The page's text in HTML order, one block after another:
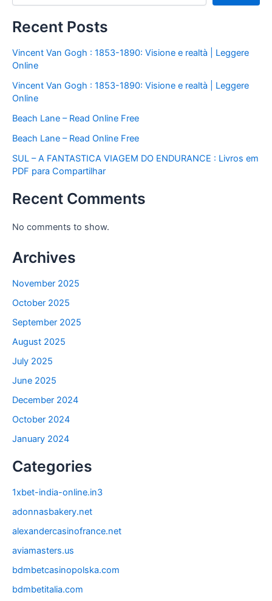
Recent Posts
Vincent Van Gogh : 1853-1890: Visione e realtà | Leggere
Online
Vincent Van Gogh : 1853-1890: Visione e realtà | Leggere
Online
Beach Lane – Read Online Free
Beach Lane – Read Online Free
SUL – A FANTASTICA VIAGEM DO ENDURANCE : Livros em
PDF para Compartilhar
Recent Comments
No comments to show.
Archives
November 2025
October 2025
September 2025
August 2025
July 2025
June 2025
December 2024
October 2024
January 2024
Categories
1xbet-india-online.in3
adonnasbakery.net
alexandercasinofrance.net
aviamasters.us
bdmbetcasinopolska.com
bdmbetitalia.com